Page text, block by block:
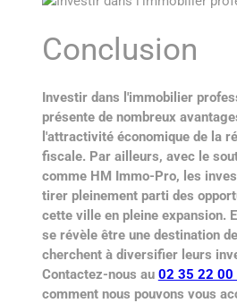
Conclusion
Investir dans l'immobilier
présente de nombreux
l'attractivité économique de la
fiscale. Par ailleurs, avec le
comme HM Immo-Pro, les
tirer pleinement parti des
cette ville en pleine expansion.
se révèle être une destination
cherchent à diversifier leurs
Contactez-nous au 02 35 22 00
comment nous pouvons vous